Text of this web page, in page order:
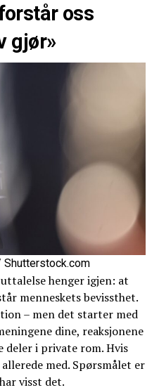
oss
gjør»
henger igjen: at
menneskets bevissthet.
– men det starter med
dine, reaksjonene
deler i private rom. Hvis
med. Spørsmålet er
visst det.